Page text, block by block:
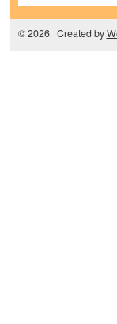
© 2026 Created by